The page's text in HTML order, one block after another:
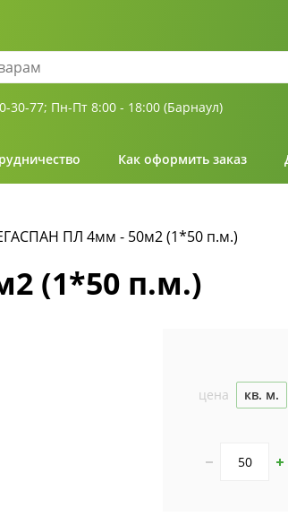
30-77; Пн-Пт 8:00 - 18:00 (Барнаул)
Как оформить заказ
ПЛ 4мм - 50м2 (1*50 п.м.)
(1*50 п.м.)
цена кв. м.